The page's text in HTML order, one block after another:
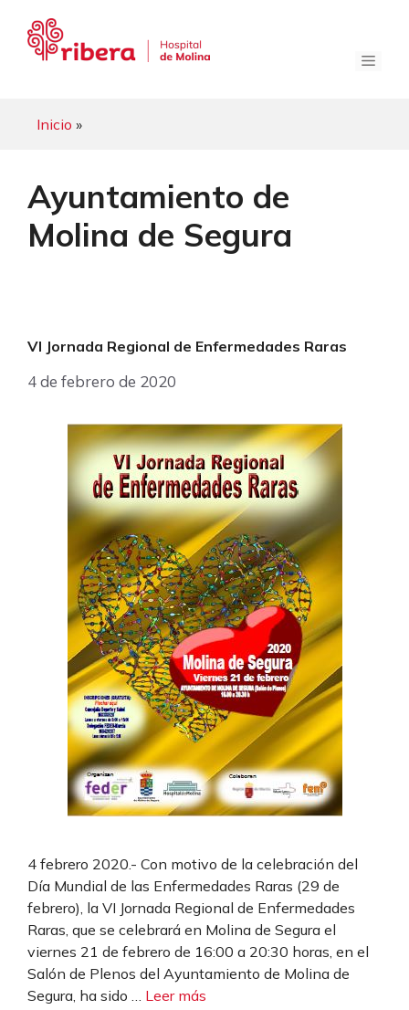
contenido
Menú
Inicio »
Ayuntamiento de
Molina de Segura
VI Jornada Regional de Enfermedades Raras
4 de febrero de 2020
4 febrero 2020.- Con motivo de la celebración del
Día Mundial de las Enfermedades Raras (29 de
febrero), la VI Jornada Regional de Enfermedades
Raras, que se celebrará en Molina de Segura el
viernes 21 de febrero de 16:00 a 20:30 horas, en el
Salón de Plenos del Ayuntamiento de Molina de
Segura, ha sido … Leer más